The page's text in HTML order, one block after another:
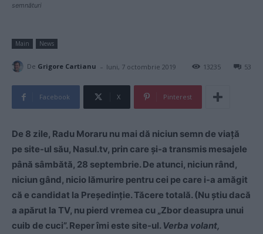
semnături
Main News
De Grigore Cartianu - luni, 7 octombrie 2019 53
13235
Facebook X Pinterest
De 8 zile, Radu Moraru nu mai dă niciun semn de viață
pe site-ul său, Nasul.tv, prin care și-a transmis mesajele
până sâmbătă, 28 septembrie. De atunci, niciun rând,
niciun gând, nicio lămurire pentru cei pe care i-a amăgit
că e candidat la Președinție. Tăcere totală. (Nu știu dacă
a apărut la TV, nu pierd vremea cu „Zbor deasupra unui
cuib de cuci”. Reper îmi este site-ul. Verba volant,